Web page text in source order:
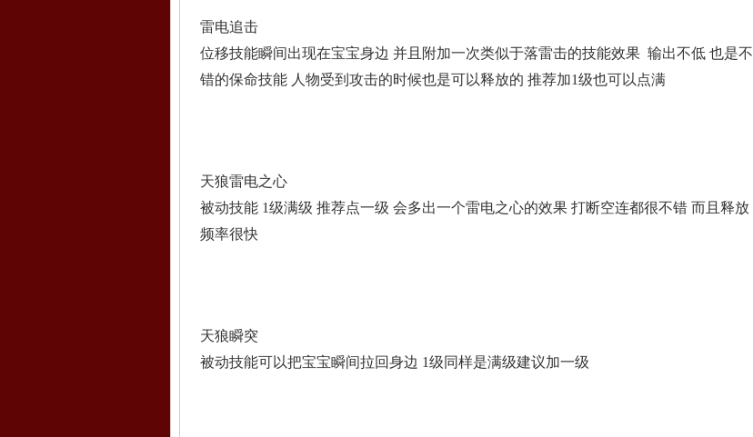
雷电追击
位移技能瞬间出现在宝宝身边 并且附加一次类似于落雷击的技能效果 输出不低 也是不
错的保命技能 人物受到攻击的时候也是可以释放的 推荐加1级也可以点满
天狼雷电之心
被动技能 1级满级 推荐点一级 会多出一个雷电之心的效果 打断空连都很不错 而且释放
频率很快
天狼瞬突
被动技能可以把宝宝瞬间拉回身边 1级同样是满级建议加一级